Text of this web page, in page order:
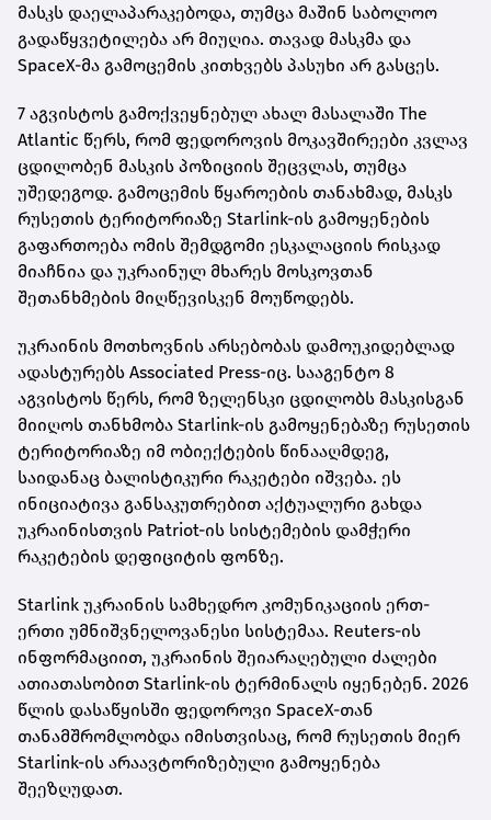
მასკს დაელაპარაკებოდა, თუმცა მაშინ საბოლოო
გადაწყვეტილება არ მიუღია. თავად მასკმა და
SpaceX-მა გამოცემის კითხვებს პასუხი არ გასცეს.
7 აგვისტოს გამოქვეყნებულ ახალ მასალაში The
Atlantic წერს, რომ ფედოროვის მოკავშირეები კვლავ
ცდილობენ მასკის პოზიციის შეცვლას, თუმცა
უშედეგოდ. გამოცემის წყაროების თანახმად, მასკს
რუსეთის ტერიტორიაზე Starlink-ის გამოყენების
გაფართოება ომის შემდგომი ესკალაციის რისკად
მიაჩნია და უკრაინულ მხარეს მოსკოვთან
შეთანხმების მიღწევისკენ მოუწოდებს.
უკრაინის მოთხოვნის არსებობას დამოუკიდებლად
ადასტურებს Associated Press-იც. სააგენტო 8
აგვისტოს წერს, რომ ზელენსკი ცდილობს მასკისგან
მიიღოს თანხმობა Starlink-ის გამოყენებაზე რუსეთის
ტერიტორიაზე იმ ობიექტების წინააღმდეგ,
საიდანაც ბალისტიკური რაკეტები იშვება. ეს
ინიციატივა განსაკუთრებით აქტუალური გახდა
უკრაინისთვის Patriot-ის სისტემების დამჭერი
რაკეტების დეფიციტის ფონზე.
Starlink უკრაინის სამხედრო კომუნიკაციის ერთ-
ერთი უმნიშვნელოვანესი სისტემაა. Reuters-ის
ინფორმაციით, უკრაინის შეიარაღებული ძალები
ათიათასობით Starlink-ის ტერმინალს იყენებენ. 2026
წლის დასაწყისში ფედოროვი SpaceX-თან
თანამშრომლობდა იმისთვისაც, რომ რუსეთის მიერ
Starlink-ის არაავტორიზებული გამოყენება
შეეზღუდათ.